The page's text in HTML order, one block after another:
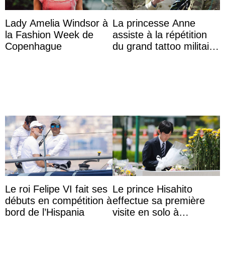
Lady Amelia Windsor à
la Fashion Week de
Copenhague
La princesse Anne
assiste à la répétition
du grand tattoo militaire
Le roi Felipe VI fait ses
débuts en compétition à
bord de l’Hispania
Le prince Hisahito
effectue sa première
visite en solo à